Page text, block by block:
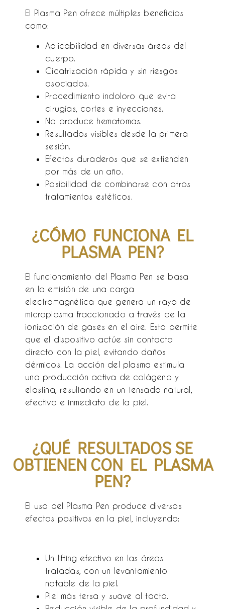
El Plasma Pen ofrece múltiples beneficios
como:
Aplicabilidad en diversas áreas del
cuerpo.
Cicatrización rápida y sin riesgos
asociados.
Procedimiento indoloro que evita
cirugías, cortes e inyecciones.
No produce hematomas.
Resultados visibles desde la primera
sesión.
Efectos duraderos que se extienden
por más de un año.
Posibilidad de combinarse con otros
tratamientos estéticos.
¿CÓMO FUNCIONA EL
PLASMA PEN?
El funcionamiento del Plasma Pen se basa
en la emisión de una carga
electromagnética que genera un rayo de
microplasma fraccionado a través de la
ionización de gases en el aire. Esto permite
que el dispositivo actúe sin contacto
directo con la piel, evitando daños
dérmicos. La acción del plasma estimula
una producción activa de colágeno y
elastina, resultando en un tensado natural,
efectivo e inmediato de la piel.
¿QUÉ RESULTADOS SE
OBTIENEN CON EL PLASMA
PEN?
El uso del Plasma Pen produce diversos
efectos positivos en la piel, incluyendo:
Un lifting efectivo en las áreas
tratadas, con un levantamiento
notable de la piel.
Piel más tersa y suave al tacto.